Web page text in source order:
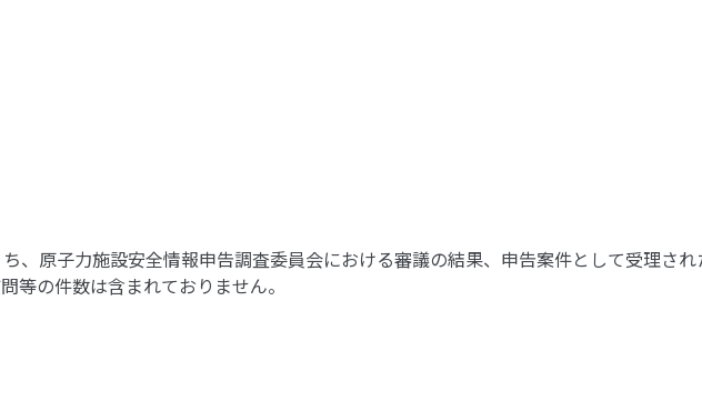
、原子力施設安全情報申告調査委員会における審議の結果、申告案件として受理さ
等の件数は含まれておりません。